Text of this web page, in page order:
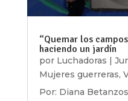
“Quemar los
haciendo un jardín
por Luchadoras |
Mujeres guerreras,
Por: Diana